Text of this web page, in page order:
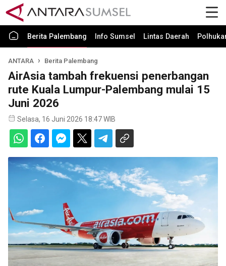
Berita Palembang Info Sumsel Lintas Daerah
ANTARA Berita Palembang
AirAsia tambah frekuensi penerbangan
rute Kuala Lumpur-Palembang mulai 15
Juni 2026
Selasa, 16 Juni 2026 18:47 WIB